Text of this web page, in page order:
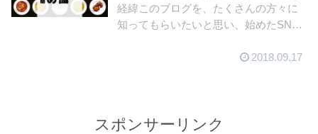
経緯このブログを、たくさんの方々に
知ってもらいたいと思い、始めたSNS
2018.09.17
スポンサーリンク